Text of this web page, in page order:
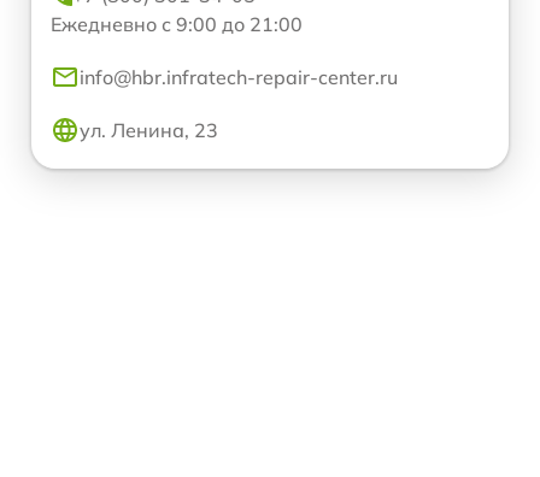
Ежедневно с 9:00 до 21:00
info@hbr.infratech-repair-center.ru
ул. Ленина, 23